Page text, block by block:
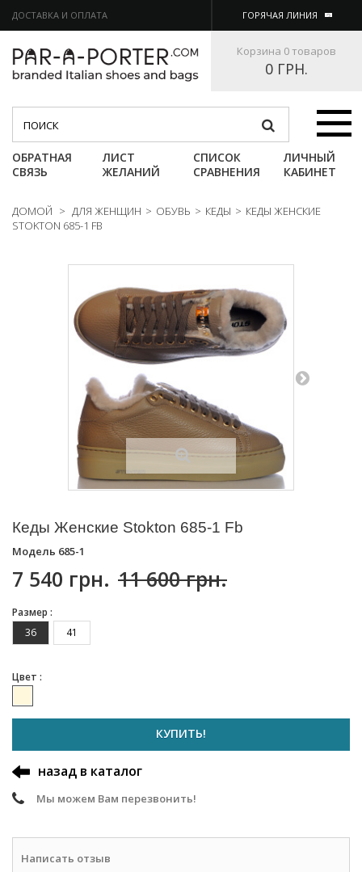
ДОСТАВКА И ОПЛАТА ГОРЯЧАЯ ЛИНИЯ
Корзина 0 товаров
0 ГРН.
Категории
ОБРАТНАЯ
СВЯЗЬ
ЛИСТ
ЖЕЛАНИЙ
СПИСОК
СРАВНЕНИЯ
ЛИЧНЫЙ
КАБИНЕТ
ДОМОЙ > ДЛЯ ЖЕНЩИН > ОБУВЬ > КЕДЫ > КЕДЫ ЖЕНСКИЕ
STOKTON 685-1 FB
Кеды Женские Stokton 685-1 Fb
Модель 685-1
7 540 грн. 11 600 грн.
Размер :
36
41
Цвет :
КУПИТЬ!
назад в каталог
Мы можем Вам перезвонить!
Написать отзыв